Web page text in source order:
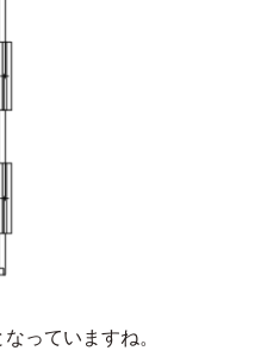
っていますね。